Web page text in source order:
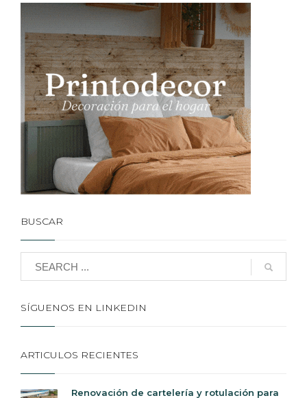
BUSCAR
SÍGUENOS EN LINKEDIN
ARTICULOS RECIENTES
Renovación de cartelería y rotulación para